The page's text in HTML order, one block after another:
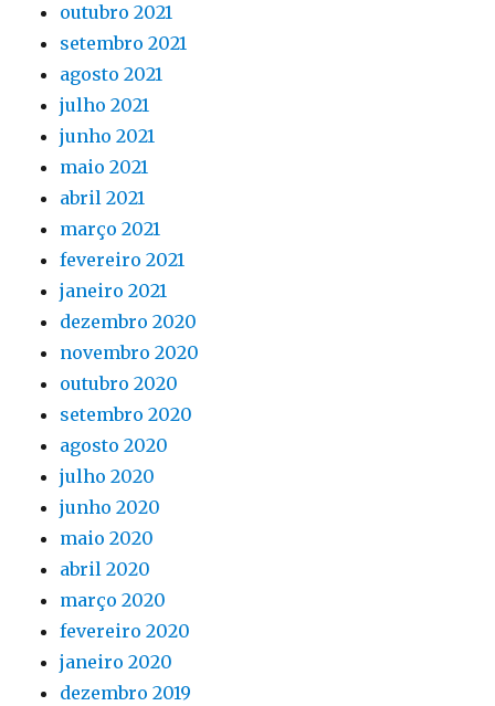
outubro 2021
setembro 2021
agosto 2021
julho 2021
junho 2021
maio 2021
abril 2021
março 2021
fevereiro 2021
janeiro 2021
dezembro 2020
novembro 2020
outubro 2020
setembro 2020
agosto 2020
julho 2020
junho 2020
maio 2020
abril 2020
março 2020
fevereiro 2020
janeiro 2020
dezembro 2019